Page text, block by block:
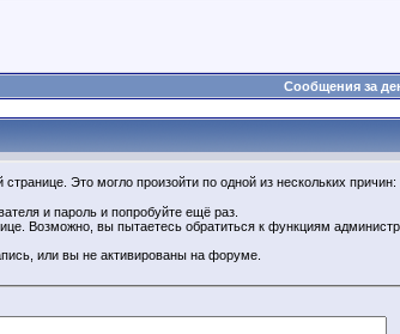
Сообщения за
Это могло произойти по одной из нескольких причин:
и пароль и попробуйте ещё раз.
Возможно, вы пытаетесь обратиться к функциям
или вы не активированы на форуме.